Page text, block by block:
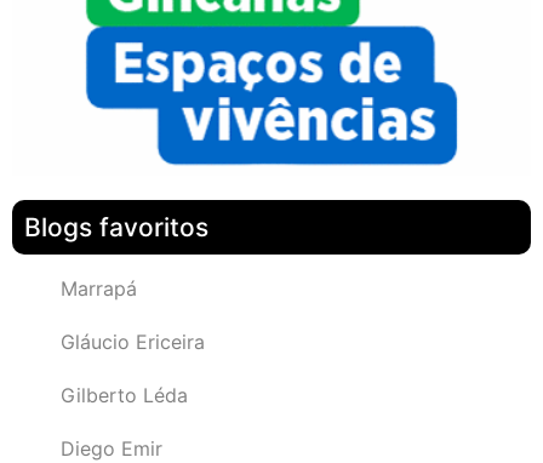
Blogs favoritos
Marrapá
Gláucio Ericeira
Gilberto Léda
Diego Emir